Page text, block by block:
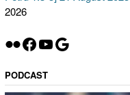
2026
Flickr
Facebook
YouTube
Google
PODCAST